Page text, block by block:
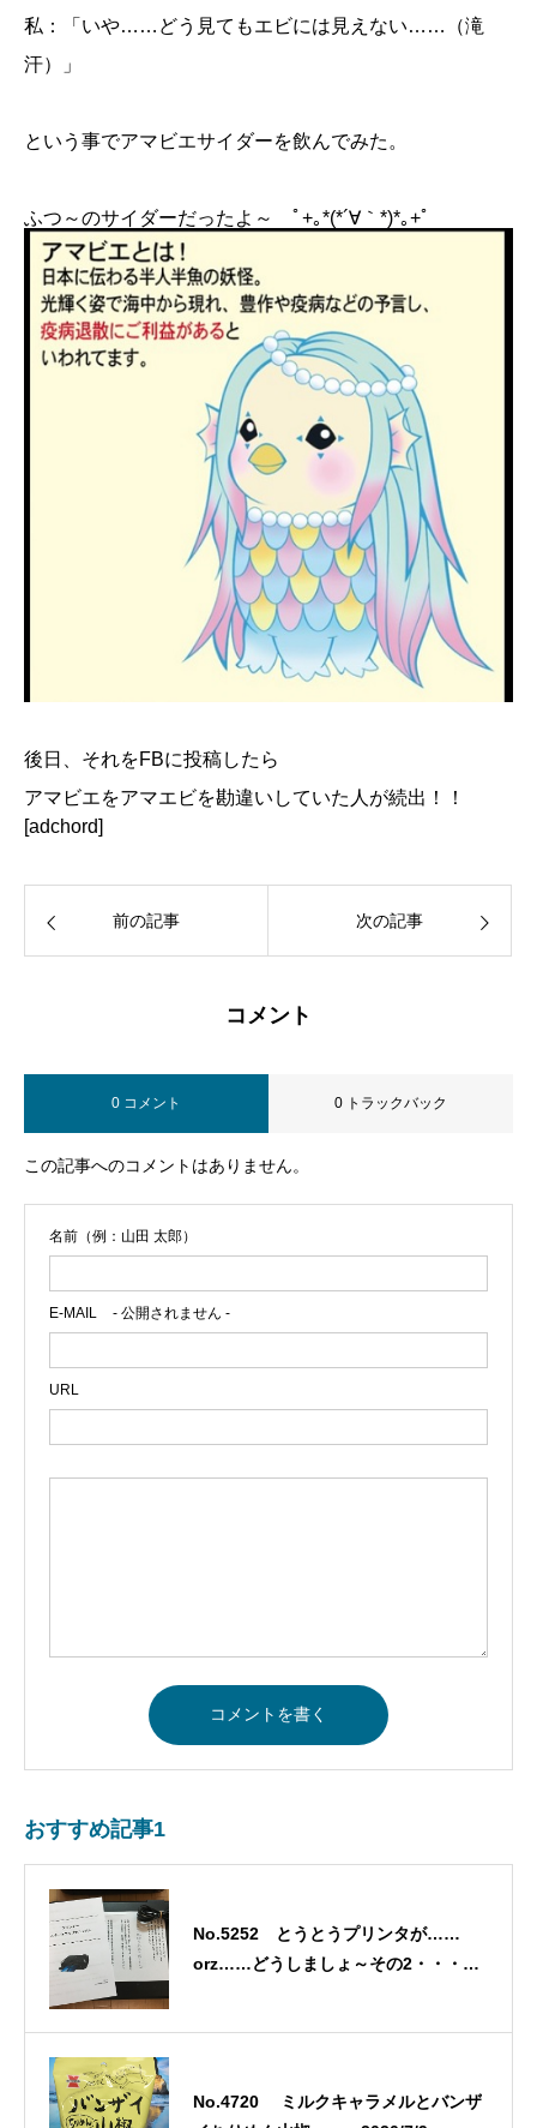
私：「いや……どう見てもエビには見えない……（滝
汗）」
という事でアマビエサイダーを飲んでみた。
ふつ～のサイダーだったよ～ ﾟ+｡*(*´∀｀*)*｡+ﾟ
後日、それをFBに投稿したら
アマビエをアマエビを勘違いしていた人が続出！！
[adchord]
前の記事 次の記事
コメント
0 コメント 0 トラックバック
この記事へのコメントはありません。
名前（例：山田 太郎）
E-MAIL - 公開されません -
URL
おすすめ記事1
No.5252 とうとうプリンタが……
orz……どうしましょ～その2・・・
No.4720 ミルクキャラメルとバンザ